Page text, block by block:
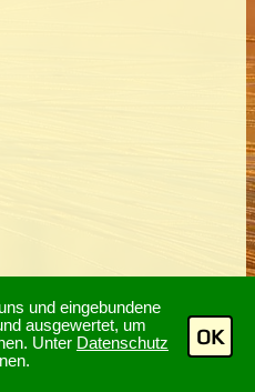
und eingebundene
ausgewertet, um
Unter Datenschutz
OK